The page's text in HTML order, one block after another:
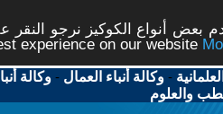
بعض أنواع الكوكيز نرجو
experience on our website
-وكالة أنباء العمال -وكالة
والعلوم